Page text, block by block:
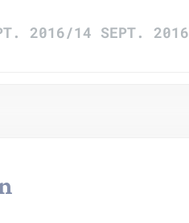
2016/14 SEPT. 2016